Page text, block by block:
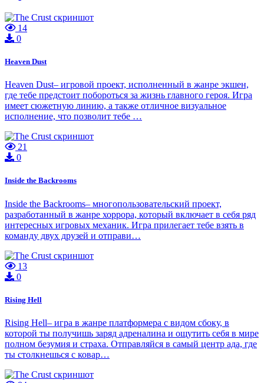
14
0
Heaven Dust
Heaven Dust– игровой проект, исполненный в жанре экшен,
где тебе предстоит побороться за жизнь главного героя. Игра
имеет сюжетную линию, а также отличное визуальное
исполнение, что позволит тебе …
21
0
Inside the Backrooms
Inside the Backrooms– многопользовательский проект,
разработанный в жанре хоррора, который включает в себя ряд
интересных игровых механик. Игра прилегает тебе взять в
команду двух друзей и отправи…
13
0
Rising Hell
Rising Hell– игра в жанре платформера с видом сбоку, в
которой ты получишь заряд адреналина и ощутить себя в мире
полном безумия и страха. Отправляйся в самый центр ада, где
ты столкнешься с ковар…